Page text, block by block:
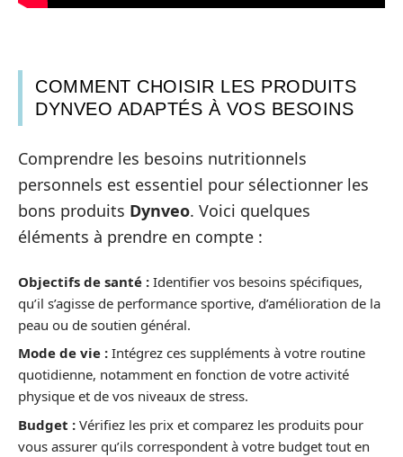
COMMENT CHOISIR LES PRODUITS
DYNVEO ADAPTÉS À VOS BESOINS
Comprendre les besoins nutritionnels
personnels est essentiel pour sélectionner les
bons produits Dynveo. Voici quelques
éléments à prendre en compte :
Objectifs de santé : Identifier vos besoins spécifiques,
qu’il s’agisse de performance sportive, d’amélioration de la
peau ou de soutien général.
Mode de vie : Intégrez ces suppléments à votre routine
quotidienne, notamment en fonction de votre activité
physique et de vos niveaux de stress.
Budget : Vérifiez les prix et comparez les produits pour
vous assurer qu’ils correspondent à votre budget tout en